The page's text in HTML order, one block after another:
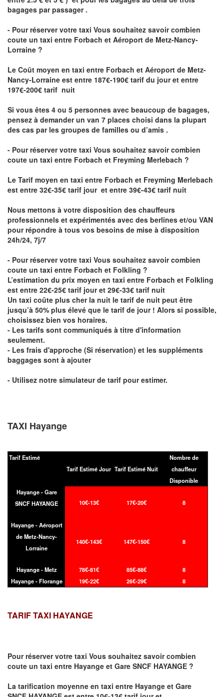
bagages par passager .
- Pour réserver votre taxi Vous souhaitez savoircombien
coute un taxi entre Forbach et Aéroport de Metz-Nancy-
Lorraine ?
Le Coût moyen en taxi entre Forbach et Aéroport de Metz-
Nancy-Lorraine est entre 187€-190€ tarif du jour et entre
197€-200€ tarif nuit
Si vous êtes 4 ou 5 personnes avec beaucoup de bagages,
pensez à demander un van 7 places choisi dans la plupart
des cas par les groupes de familles ou d’amis .
- Pour réserver votre taxi Vous souhaitez savoircombien
coute un taxi entre Forbach et Freyming Merlebach ?
Le Tarif moyen en taxi entre Forbach et Freyming Merlebach
est entre 32€-35€ tarif jour et entre 39€-43€ tarif nuit
Nous mettons à votre disposition des chauffeurs
professionnels et expérimentés avec des berlines et/ou VAN
pour répondre à tous vos besoins de mise à disposition
24h/24, 7j/7
- Pour réserver votre taxi Vous souhaitez savoircombien
coute un taxi entre Forbach et Folkling ?
L’estimation du prix moyen en taxi entre Forbach et Folkling
est entre 22€-25€ tarif jour et 29€-33€ tarif nuit
Un taxi coûte plus cher la nuit le tarif de nuit peut être
jusqu’à 50% plus élevé que le tarif de jour ! Alors si possible,
choisissez bien vos horaires.
- Les tarifs sont communiqués à titre d'information
seulement.
- Les frais d'approche (Si réservation) et les suppléments
baggages sont à ajouter
- Utilisez notre simulateur de tarif pour estimer.
TAXI Hayange
Tarif Estimé
Tarif Estimé Jour Tarif Estimé Nuit
Nombre de
chauffeur
Disponible
Hayange - Gare
SNCF HAYANGE
10€-13€ 17€-20€ 8
Hayange - Aéroport
de Metz-Nancy-
Lorraine
140€-143€ 147€-150€ 8
Hayange - Metz 78€-81€ 85€-88€
8
Hayange - Florange
19€-22€ 26€-29€ 8
TARIF TAXI HAYANGE
Pour réserver votre taxi Vous souhaitez savoircombien
coute un taxi entre Hayange et Gare SNCF HAYANGE ?
La tarification moyenne en taxi entre Hayange et Gare